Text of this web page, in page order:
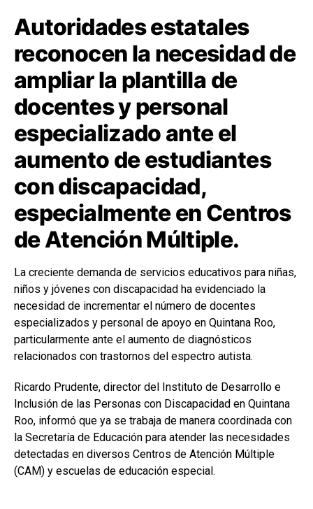
Autoridades estatales
reconocen la necesidad de
ampliar la plantilla de
docentes y personal
especializado ante el
aumento de estudiantes
con discapacidad,
especialmente en Centros
de Atención Múltiple.
La creciente demanda de servicios educativos para niñas,
niños y jóvenes con discapacidad ha evidenciado la
necesidad de incrementar el número de docentes
especializados y personal de apoyo en Quintana Roo,
particularmente ante el aumento de diagnósticos
relacionados con trastornos del espectro autista.
Ricardo Prudente, director del Instituto de Desarrollo e
Inclusión de las Personas con Discapacidad en Quintana
Roo, informó que ya se trabaja de manera coordinada con
la Secretaría de Educación para atender las necesidades
detectadas en diversos Centros de Atención Múltiple
(CAM) y escuelas de educación especial.